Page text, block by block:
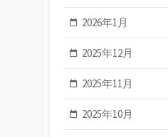
2026年1月
2025年12月
2025年11月
2025年10月